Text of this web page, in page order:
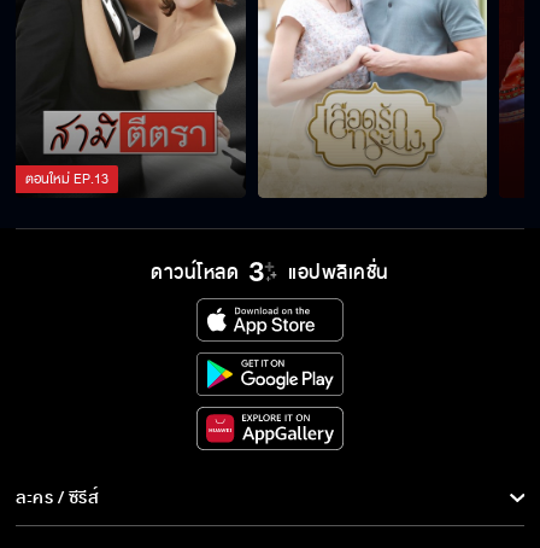
อย่ามาลองดีนะ
ที่นั่นตอนนี้เป็นอย่างไร
เพราะแกฉันถึงเป็นแบบนี้
เธอต้องดูแลตัวเองนะ
ตอนใหม่EP.13
ดาวน์โหลด แอปพลิเคชั่น
ละคร / ซีรีส์
ละคร/ซีรีส์